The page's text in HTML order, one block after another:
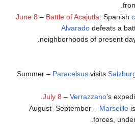
June 8 – Battle of Acajutla: Spanish
Alvaradodefeats a
neighborhoods of present
Summer – Paracelsusvisits
July 8 – Verrazzano's
August–September – Marseilleis
forces,
.